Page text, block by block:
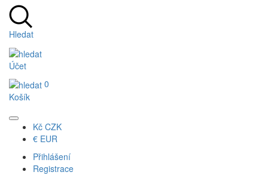
Hledat
Účet
0
Košík
Kč CZK
€ EUR
Přihlášení
Registrace